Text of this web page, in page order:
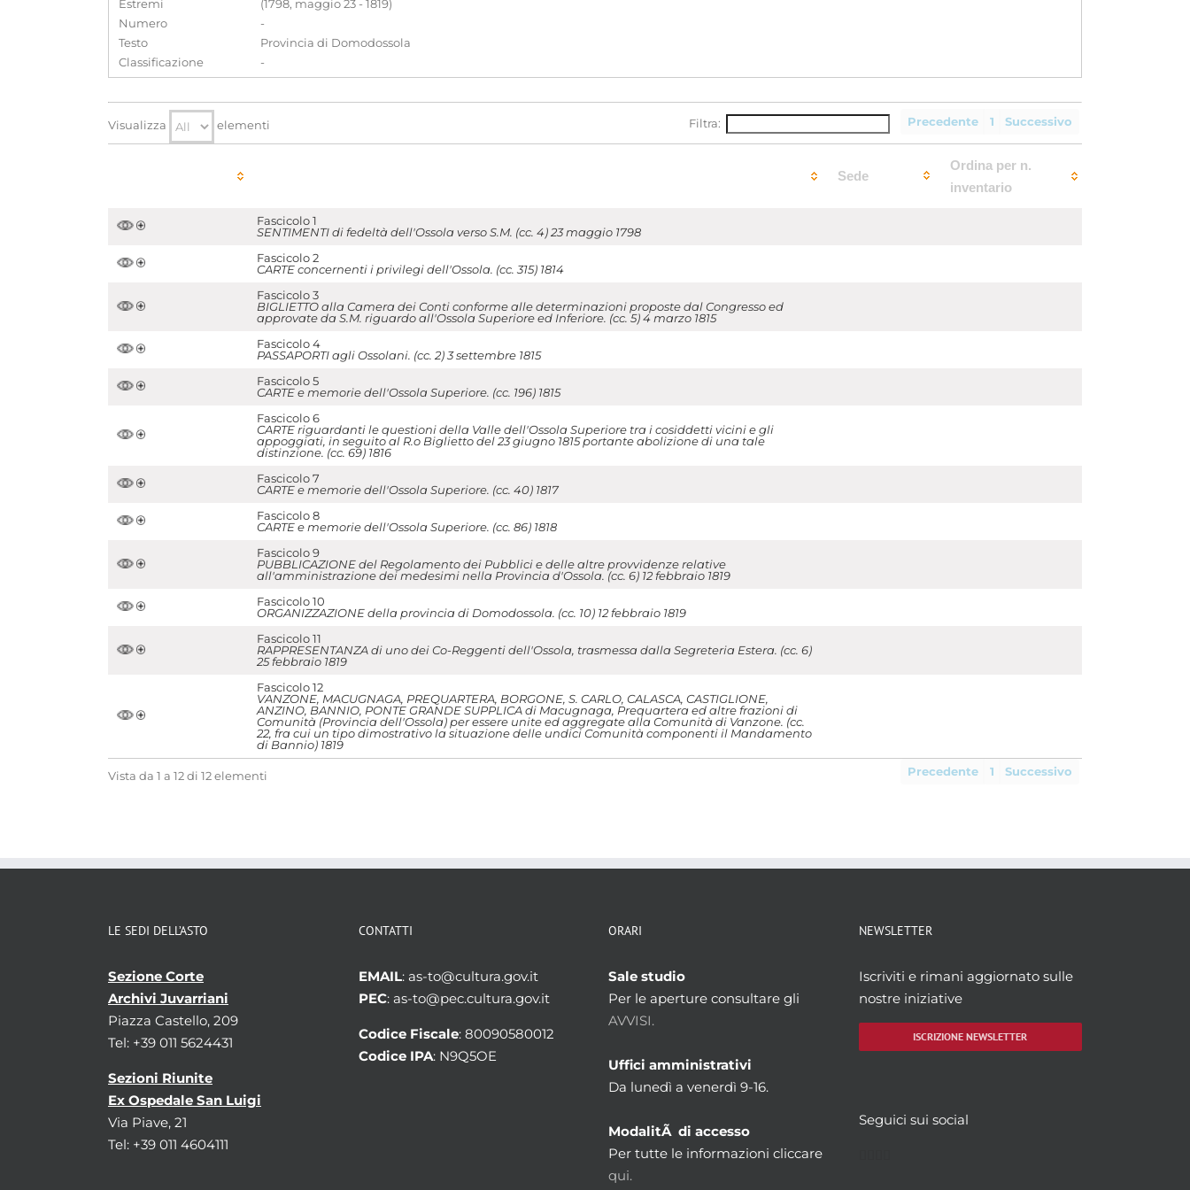
Estremi
(1798, maggio 23 - 1819)
Numero
-
Testo
Provincia di Domodossola
Classificazione
-
Precedente 1 Successivo
Visualizza elementi Filtra:
Sede
Ordina per n.
inventario
Fascicolo 1
SENTIMENTI di fedeltà dell'Ossola verso S.M. (cc. 4) 23 maggio 1798
Fascicolo 2
CARTE concernenti i privilegi dell'Ossola. (cc. 315) 1814
Fascicolo 3
BIGLIETTO alla Camera dei Conti conforme alle determinazioni proposte dal Congresso ed
approvate da S.M. riguardo all'Ossola Superiore ed Inferiore. (cc. 5) 4 marzo 1815
Fascicolo 4
PASSAPORTI agli Ossolani. (cc. 2) 3 settembre 1815
Fascicolo 5
CARTE e memorie dell'Ossola Superiore. (cc. 196) 1815
Fascicolo 6
CARTE riguardanti le questioni della Valle dell'Ossola Superiore tra i cosiddetti vicini e gli
appoggiati, in seguito al R.o Biglietto del 23 giugno 1815 portante abolizione di una tale
distinzione. (cc. 69) 1816
Fascicolo 7
CARTE e memorie dell'Ossola Superiore. (cc. 40) 1817
Fascicolo 8
CARTE e memorie dell'Ossola Superiore. (cc. 86) 1818
Fascicolo 9
PUBBLICAZIONE del Regolamento dei Pubblici e delle altre provvidenze relative
all'amministrazione dei medesimi nella Provincia d'Ossola. (cc. 6) 12 febbraio 1819
Fascicolo 10
ORGANIZZAZIONE della provincia di Domodossola. (cc. 10) 12 febbraio 1819
Fascicolo 11
RAPPRESENTANZA di uno dei Co-Reggenti dell'Ossola, trasmessa dalla Segreteria Estera. (cc. 6)
25 febbraio 1819
Fascicolo 12
VANZONE, MACUGNAGA, PREQUARTERA, BORGONE, S. CARLO, CALASCA, CASTIGLIONE,
ANZINO, BANNIO, PONTE GRANDE SUPPLICA di Macugnaga, Prequartera ed altre frazioni di
Comunità (Provincia dell'Ossola) per essere unite ed aggregate alla Comunità di Vanzone. (cc.
22, fra cui un tipo dimostrativo la situazione delle undici Comunità componenti il Mandamento
di Bannio) 1819
Vista da 1 a 12 di 12 elementi Precedente 1 Successivo
LE SEDI DELL’ASTO
Sezione Corte
Archivi Juvarriani
Piazza Castello, 209
Tel: +39 011 5624431
Sezioni Riunite
Ex Ospedale San Luigi
Via Piave, 21
Tel: +39 011 4604111
CONTATTI
EMAIL: as-to@cultura.gov.it
PEC: as-to@pec.cultura.gov.it
Codice Fiscale: 80090580012
Codice IPA: N9Q5OE
ORARI
Sale studio
Per le aperture consultare gli
AVVISI.
Uffici amministrativi
Da lunedì a venerdì 9-16.
ModalitÃ di accesso
Per tutte le informazioni cliccare
qui.
NEWSLETTER
Iscriviti e rimani aggiornato sulle
nostre iniziative
ISCRIZIONE NEWSLETTER
Seguici sui social